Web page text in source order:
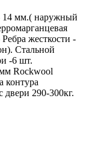
14 мм.( наружный
жесткости -
Стальной
-6 шт.
Rockwool
контура
290-300кг.